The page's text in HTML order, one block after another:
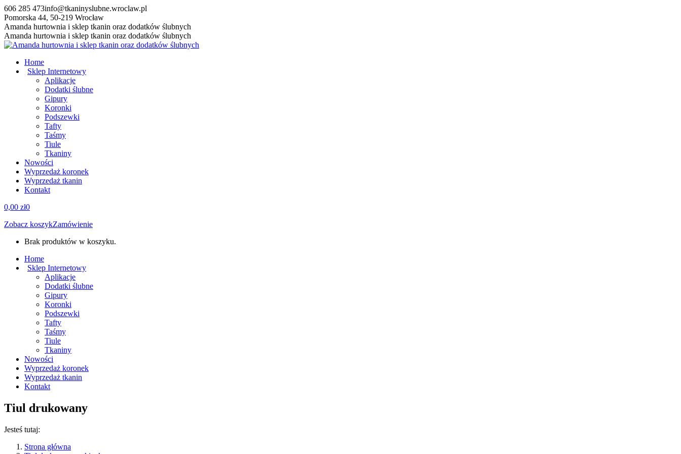
Przewiń
do
zawartości
606 285 473info@tkaninyslubne.wroclaw.pl
Pomorska 44, 50-219 Wrocław
Facebook
page
opens
new
window
Amanda hurtownia i sklep tkanin oraz dodatków ślubnych
Amanda hurtownia i sklep tkanin oraz dodatków ślubnych
Home
Sklep Internetowy
Aplikacje
Dodatki ślubne
Gipury
Koronki
Podszewki
Tafty
Taśmy
Tiule
Tkaniny
Nowości
Wyprzedaż koronek
Wyprzedaż tkanin
Kontakt
0,00 zł0
Zobacz koszykZamówienie
Brak produktów w koszyku.
Home
Sklep Internetowy
Aplikacje
Dodatki ślubne
Gipury
Koronki
Podszewki
Tafty
Taśmy
Tiule
Tkaniny
Nowości
Wyprzedaż koronek
Wyprzedaż tkanin
Kontakt
Tiul drukowany
Jesteś tutaj:
Strona główna